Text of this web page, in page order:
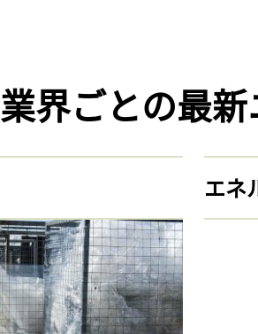
業界ごとの最
エネ